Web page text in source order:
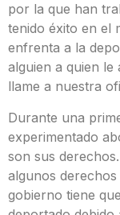
por la que han
tenido éxito en el
enfrenta a la
alguien a quien le
llame a nuestra
Durante una
experimentado
son sus
algunos
gobierno tiene